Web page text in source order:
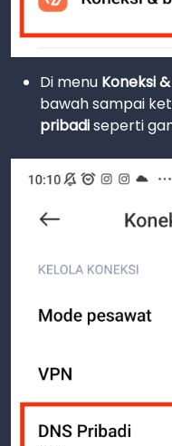
Di menu Koneksi
bawah sampai
pribadiseperti